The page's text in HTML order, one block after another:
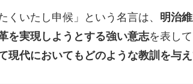
いたし申候」という名言は、 明治
を実現しようとする強い意志を表し
現代においてもどのような教訓を与